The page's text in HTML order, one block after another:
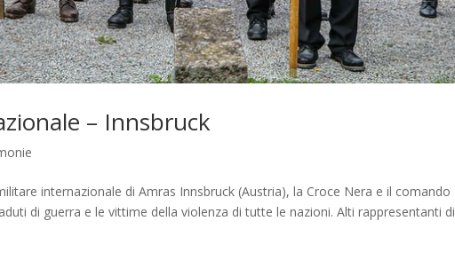
– Innsbruck
internazionale di Amras Innsbruck (Austria), la Croce Nera e il comando
di guerra e le vittime della violenza di tutte le nazioni. Alti rappresentanti di